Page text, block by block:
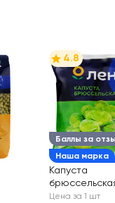
Баллы за
Наша марка
4.8
Капуста
замороженная
Цена за 1 шт